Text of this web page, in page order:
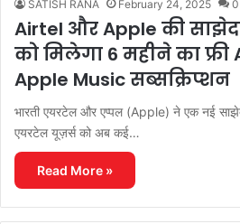
SATISH RANA February 24, 2025 0
Airtel और Apple की
को मिलेगा 6 महीने का
Apple Music सब्सक्रिप्शन
भारती एयरटेल और एप्पल (Apple) ने एक नई
एयरटेल यूज़र्स को अब कई…
Read More »